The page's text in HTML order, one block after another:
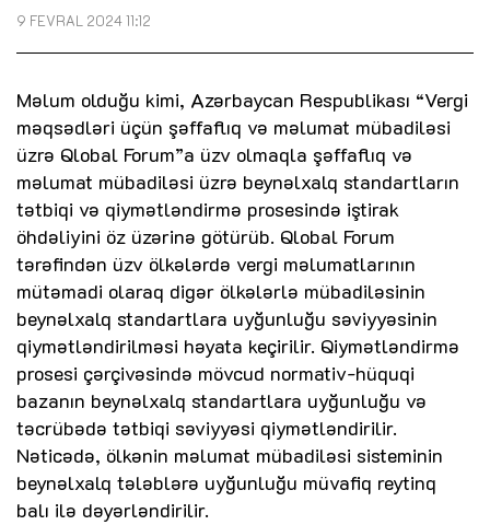
9 FEVRAL 2024 11:12
Məlum olduğu kimi, Azərbaycan Respublikası “Vergi
məqsədləri üçün şəffaflıq və məlumat mübadiləsi
üzrə Qlobal Forum”a üzv olmaqla şəffaflıq və
məlumat mübadiləsi üzrə beynəlxalq standartların
tətbiqi və qiymətləndirmə prosesində iştirak
öhdəliyini öz üzərinə götürüb. Qlobal Forum
tərəfindən üzv ölkələrdə vergi məlumatlarının
mütəmadi olaraq digər ölkələrlə mübadiləsinin
beynəlxalq standartlara uyğunluğu səviyyəsinin
qiymətləndirilməsi həyata keçirilir. Qiymətləndirmə
prosesi çərçivəsində mövcud normativ-hüquqi
bazanın beynəlxalq standartlara uyğunluğu və
təcrübədə tətbiqi səviyyəsi qiymətləndirilir.
Nəticədə, ölkənin məlumat mübadiləsi sisteminin
beynəlxalq tələblərə uyğunluğu müvafiq reytinq
balı ilə dəyərləndirilir.